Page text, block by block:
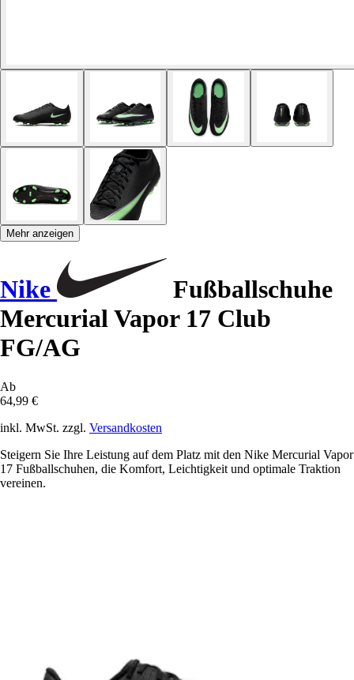
Mehr anzeigen
Nike
Fußballschuhe
Mercurial Vapor 17 Club
FG/AG
Ab
64,99 €
inkl. MwSt. zzgl. Versandkosten
Steigern Sie Ihre Leistung auf dem Platz mit den Nike Mercurial Vapor
17 Fußballschuhen, die Komfort, Leichtigkeit und optimale Traktion
vereinen.